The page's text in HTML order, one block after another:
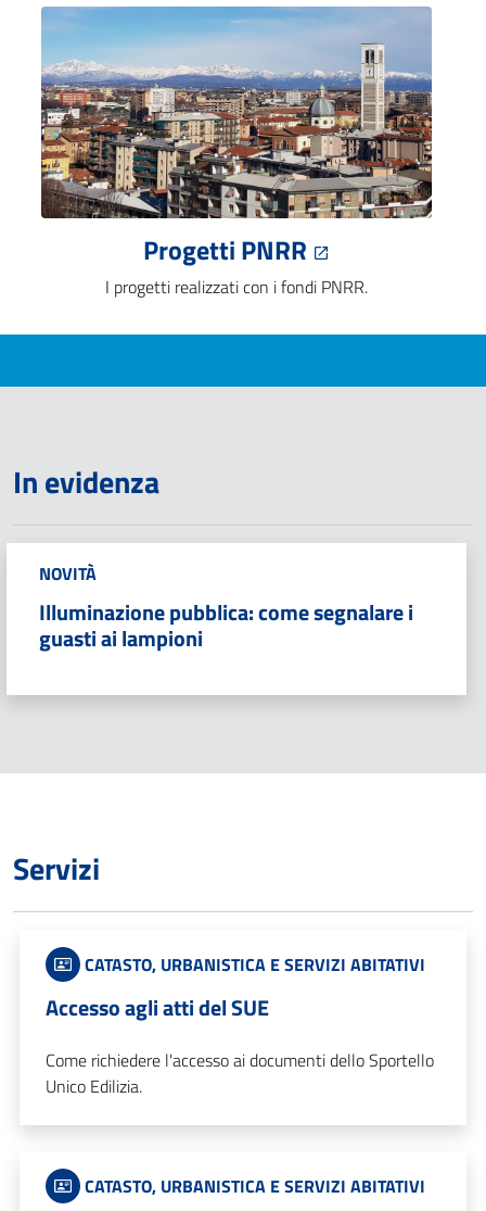
Progetti PNRR
I progetti realizzati con i fondi PNRR.
In evidenza
NOVITÀ
Illuminazione pubblica: come segnalare i
guasti ai lampioni
Servizi
CATASTO, URBANISTICA E SERVIZI ABITATIVI
Accesso agli atti del SUE
Come richiedere l'accesso ai documenti dello Sportello
Unico Edilizia.
CATASTO, URBANISTICA E SERVIZI ABITATIVI